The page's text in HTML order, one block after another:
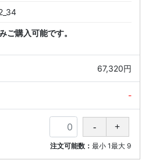
ご購入可能です。
67,320円
-
注文可能数：最小 1最大 9